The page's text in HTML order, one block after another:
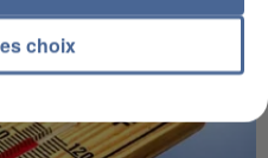
choix